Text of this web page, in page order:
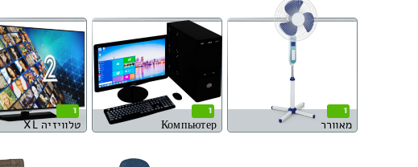
1
מאוורר
1
Компьютер
1
טלוויזיה XL